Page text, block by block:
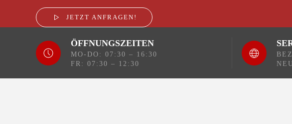
JETZT ANFRAGEN!
ÖFFNUNGSZEITEN
MO-DO: 07:30 – 16:30
FR: 07:30 – 12:30